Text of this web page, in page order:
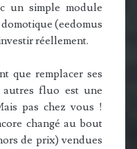
un simple module
(eedomus
réellement.
que remplacer ses
fluo est une
pas chez vous !
changé au bout
de prix) vendues